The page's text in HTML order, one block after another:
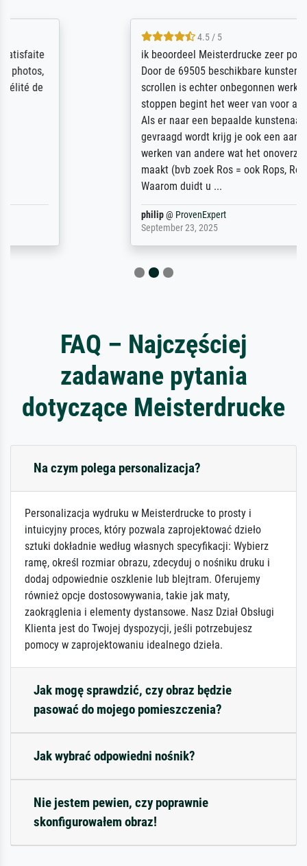
ik beoordeel Meisterdrucke zeer positief.
Door de 69505 beschikbare kunstenaars
scrollen is echter onbegonnen werk (na
stoppen begint het weer van voor af aan).
Als er naar een bepaalde kunstenaar
gevraagd wordt krijg je ook een aantal
werken van andere wat het onoverzichtelijk
maakt (bvb zoek Ros = ook Rops, Rose etc).
ProvenExpert
FAQ – Najczęściej
zadawane pytania
dotyczące Meisterdrucke
Na czym polega personalizacja?
Personalizacja wydruku w Meisterdrucke to prosty i
intuicyjny proces, który pozwala zaprojektować dzieło
sztuki dokładnie według własnych specyfikacji: Wybierz
ramę, określ rozmiar obrazu, zdecyduj o nośniku druku i
dodaj odpowiednie oszklenie lub blejtram. Oferujemy
również opcje dostosowywania, takie jak maty,
zaokrąglenia i elementy dystansowe. Nasz Dział Obsługi
Klienta jest do Twojej dyspozycji, jeśli potrzebujesz
pomocy w zaprojektowaniu idealnego dzieła.
Jak mogę sprawdzić, czy obraz będzie
pasować do mojego pomieszczenia?
Jak wybrać odpowiedni nośnik?
Nie jestem pewien, czy poprawnie
skonfigurowałem obraz!